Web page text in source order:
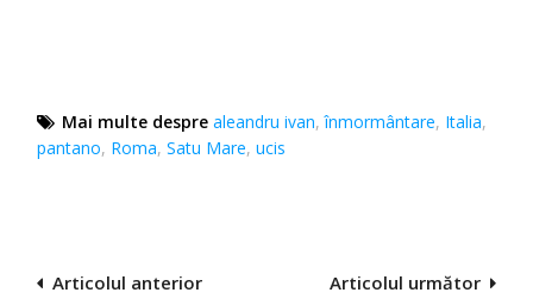
Mai multe despre aleandru ivan,înmormântare, Italia,
pantano, Roma,Satu Mare,ucis
Navigare Articolul următor
Articolul anterior